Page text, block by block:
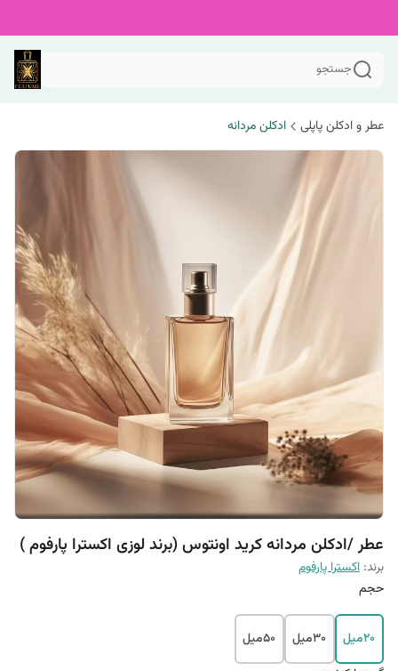
جستجو
عطر و ادکلن پاپلی ادکلن مردانه
عطر /ادکلن مردانه کرید اونتوس (برند لوزی اکسترا پارفوم )
برند: اکسترا پارفوم
حجم
20میل 30میل
50میل